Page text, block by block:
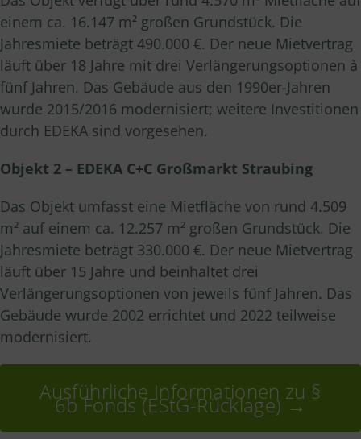
einem ca. 16.147 m² großen Grundstück. Die
Jahresmiete beträgt 490.000 €. Der neue Mietvertrag
läuft über 18 Jahre mit drei Verlängerungsoptionen à
fünf Jahren. Das Gebäude aus den 1990er-Jahren
wurde 2015/2016 modernisiert; weitere Investitionen
durch EDEKA sind vorgesehen.
Objekt 2 – EDEKA C+C Großmarkt Straubing
Das Objekt umfasst eine Mietfläche von rund 4.509
m² auf einem ca. 12.257 m² großen Grundstück. Die
Jahresmiete beträgt 330.000 €. Der neue Mietvertrag
läuft über 15 Jahre und beinhaltet drei
Verlängerungsoptionen von jeweils fünf Jahren. Das
Gebäude wurde 2002 errichtet und 2022 teilweise
modernisiert.
Ausführliche Informationen zu §
6b Fonds (EStG-Rücklage) →